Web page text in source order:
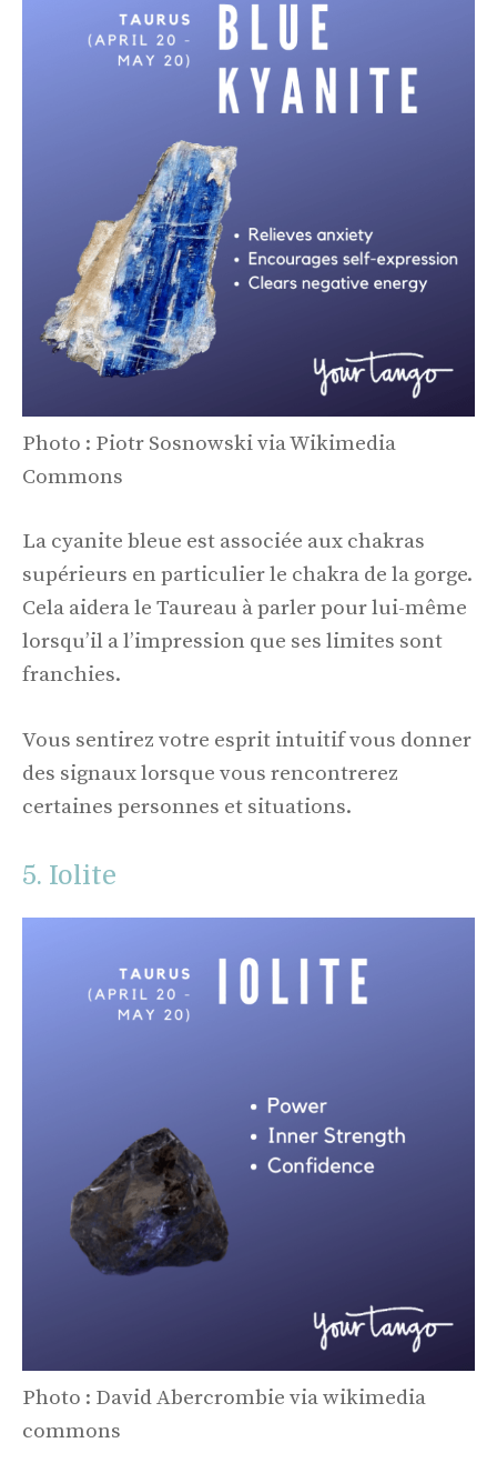
Photo : Piotr Sosnowski via Wikimedia
Commons
La cyanite bleue est associée aux chakras
supérieurs en particulier le chakra de la gorge.
Cela aidera le Taureau à parler pour lui-même
lorsqu’il a l’impression que ses limites sont
franchies.
Vous sentirez votre esprit intuitif vous donner
des signaux lorsque vous rencontrerez
certaines personnes et situations.
5. Iolite
Photo : David Abercrombie via wikimedia
commons